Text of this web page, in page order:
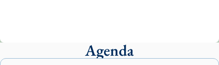
presidit aquest 27 de juliol la missa de Les
Santes de Mataró.Agenda